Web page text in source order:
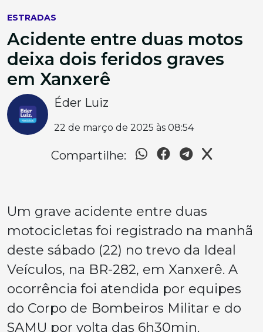
ESTRADAS
Acidente entre duas motos
deixa dois feridos graves
em Xanxerê
Éder Luiz
22 de março de 2025 às 08:54
Compartilhe:
Um grave acidente entre duas
motocicletas foi registrado na manhã
deste sábado (22) no trevo da Ideal
Veículos, na BR-282, em Xanxerê. A
ocorrência foi atendida por equipes
do Corpo de Bombeiros Militar e do
SAMU por volta das 6h30min.